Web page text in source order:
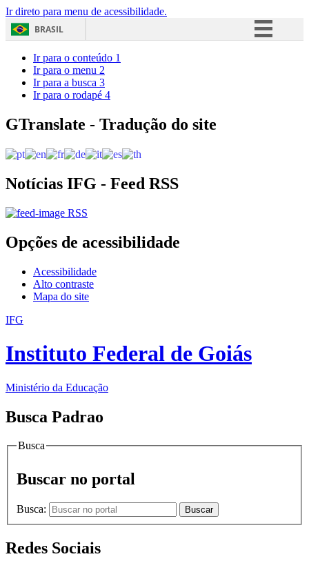
Ir direto para menu de acessibilidade.
BRASIL
Acesso à informação
Ir para o conteúdo 1
Ir para o menu 2
Ir para a busca 3
Ir para o rodapé 4
GTranslate - Tradução do site
Notícias IFG - Feed RSS
RSS
Opções de acessibilidade
Acessibilidade
Alto contraste
Mapa do site
IFG
Instituto Federal de Goiás
Ministério da Educação
Busca Padrao
Busca
Buscar no portal
Busca: Buscar
Redes Sociais